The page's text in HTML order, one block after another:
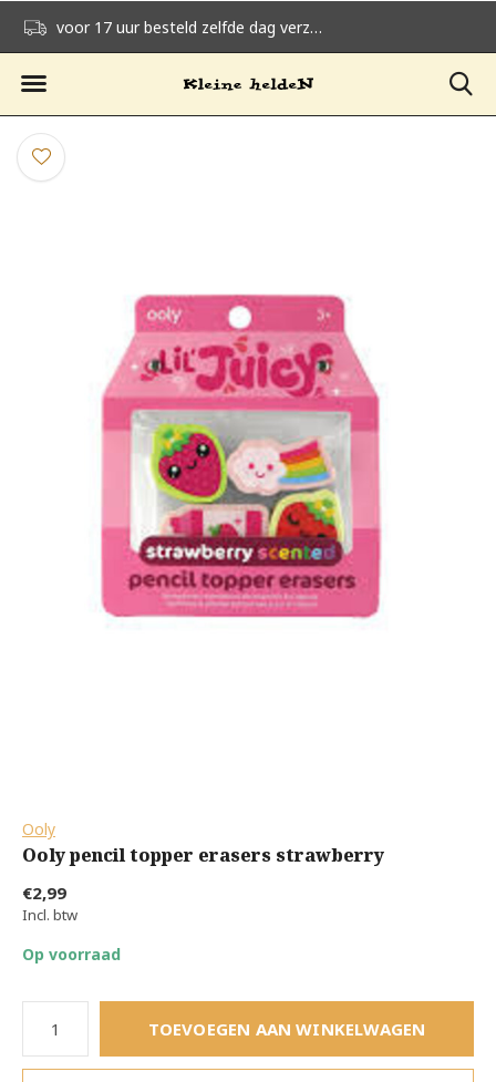
voor 17 uur besteld zelfde dag verzonden
Ooly
Ooly pencil topper erasers strawberry
€2,99
Incl. btw
Op voorraad
TOEVOEGEN AAN WINKELWAGEN